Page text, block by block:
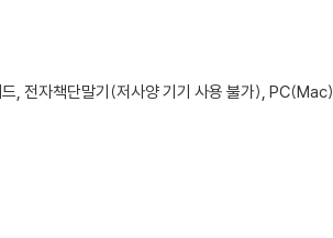
, 전자책단말기(저사양 기기 사용 불가), PC(Mac)